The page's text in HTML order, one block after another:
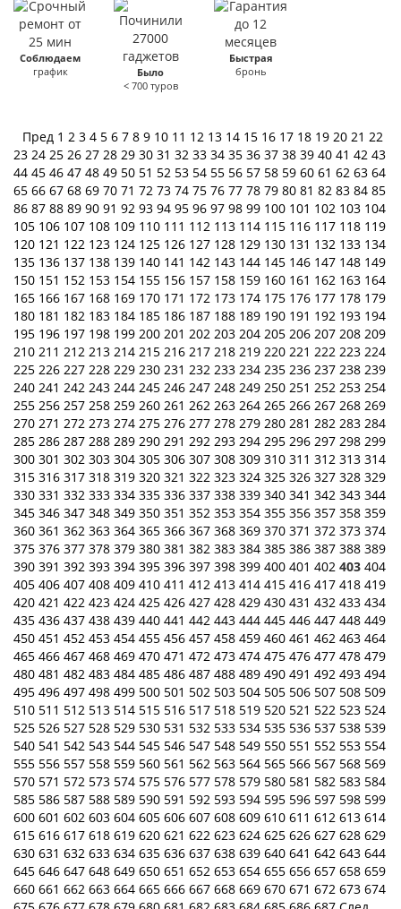
Соблюдаем
график
Было
< 700 туров
Быстрая
бронь
Пред 1 2 3 4 5 6 7 8 9 10 11 12 13 14 15 16 17 18 19 20 21 22
23 24 25 26 27 28 29 30 31 32 33 34 35 36 37 38 39 40 41 42 43
44 45 46 47 48 49 50 51 52 53 54 55 56 57 58 59 60 61 62 63 64
65 66 67 68 69 70 71 72 73 74 75 76 77 78 79 80 81 82 83 84 85
86 87 88 89 90 91 92 93 94 95 96 97 98 99 100 101 102 103 104
105 106 107 108 109 110 111 112 113 114 115 116 117 118 119
120 121 122 123 124 125 126 127 128 129 130 131 132 133 134
135 136 137 138 139 140 141 142 143 144 145 146 147 148 149
150 151 152 153 154 155 156 157 158 159 160 161 162 163 164
165 166 167 168 169 170 171 172 173 174 175 176 177 178 179
180 181 182 183 184 185 186 187 188 189 190 191 192 193 194
195 196 197 198 199 200 201 202 203 204 205 206 207 208 209
210 211 212 213 214 215 216 217 218 219 220 221 222 223 224
225 226 227 228 229 230 231 232 233 234 235 236 237 238 239
240 241 242 243 244 245 246 247 248 249 250 251 252 253 254
255 256 257 258 259 260 261 262 263 264 265 266 267 268 269
270 271 272 273 274 275 276 277 278 279 280 281 282 283 284
285 286 287 288 289 290 291 292 293 294 295 296 297 298 299
300 301 302 303 304 305 306 307 308 309 310 311 312 313 314
315 316 317 318 319 320 321 322 323 324 325 326 327 328 329
330 331 332 333 334 335 336 337 338 339 340 341 342 343 344
345 346 347 348 349 350 351 352 353 354 355 356 357 358 359
360 361 362 363 364 365 366 367 368 369 370 371 372 373 374
375 376 377 378 379 380 381 382 383 384 385 386 387 388 389
390 391 392 393 394 395 396 397 398 399 400 401 402 403 404
405 406 407 408 409 410 411 412 413 414 415 416 417 418 419
420 421 422 423 424 425 426 427 428 429 430 431 432 433 434
435 436 437 438 439 440 441 442 443 444 445 446 447 448 449
450 451 452 453 454 455 456 457 458 459 460 461 462 463 464
465 466 467 468 469 470 471 472 473 474 475 476 477 478 479
480 481 482 483 484 485 486 487 488 489 490 491 492 493 494
495 496 497 498 499 500 501 502 503 504 505 506 507 508 509
510 511 512 513 514 515 516 517 518 519 520 521 522 523 524
525 526 527 528 529 530 531 532 533 534 535 536 537 538 539
540 541 542 543 544 545 546 547 548 549 550 551 552 553 554
555 556 557 558 559 560 561 562 563 564 565 566 567 568 569
570 571 572 573 574 575 576 577 578 579 580 581 582 583 584
585 586 587 588 589 590 591 592 593 594 595 596 597 598 599
600 601 602 603 604 605 606 607 608 609 610 611 612 613 614
615 616 617 618 619 620 621 622 623 624 625 626 627 628 629
630 631 632 633 634 635 636 637 638 639 640 641 642 643 644
645 646 647 648 649 650 651 652 653 654 655 656 657 658 659
660 661 662 663 664 665 666 667 668 669 670 671 672 673 674